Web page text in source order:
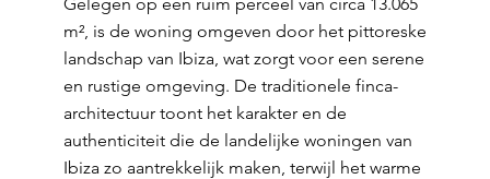
m², is de woning omgeven door het pittoreske
landschap van Ibiza, wat zorgt voor een serene
en rustige omgeving. De traditionele finca-
architectuur toont het karakter en de
authenticiteit die de landelijke woningen van
Ibiza zo aantrekkelijk maken, terwijl het warme